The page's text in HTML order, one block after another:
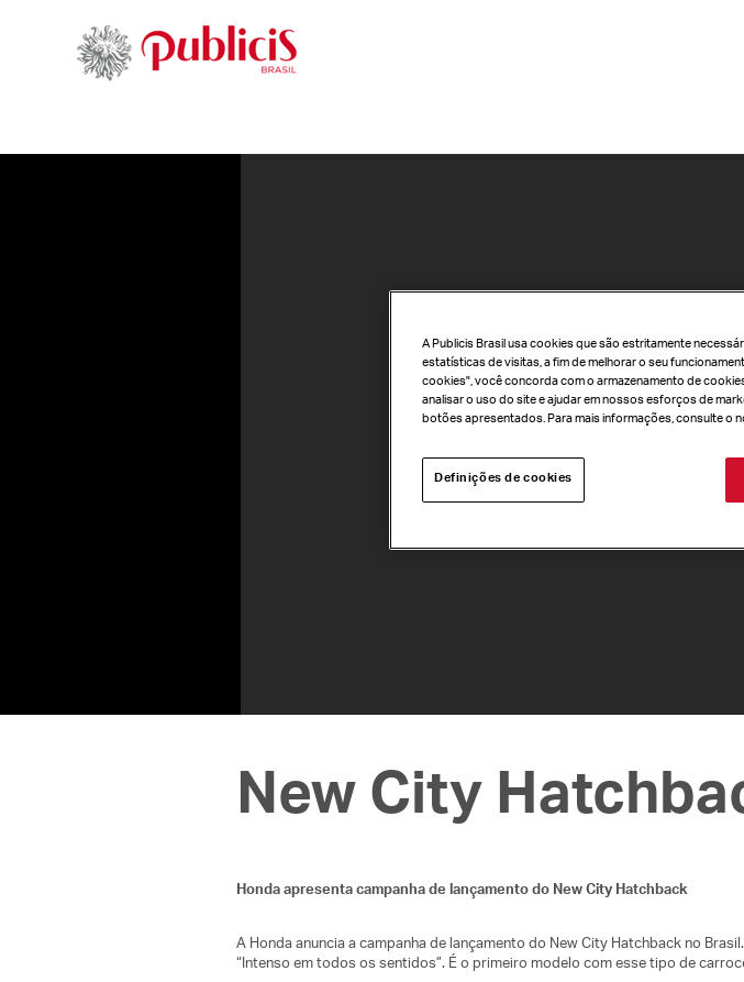
New City
Honda apresenta campanha de lançamento do New City Hatchback
A Honda anuncia a campanha de lançamento do New City Hatchback no
“Intenso em todos os sentidos”. É o primeiro modelo com esse tipo de
A Publicis Brasil usa cookies que são estritamente
estatísticas de visitas, a fim de melhorar o seu
cookies", você concorda com o armazenamento de
analisar o uso do site e ajudar em nossos esforços de
botões apresentados. Para mais informações, consulte o
Definições de cookies